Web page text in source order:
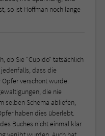
so ist Hoffman noch lange
ob Sie "Cupido" tatsächlich
dass die
verschont wurde.
die nie
selben Schema abliefen,
haben dies überlebt.
Buches nicht einmal klar